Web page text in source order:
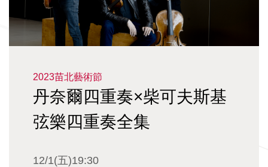
2023苗北藝術節
丹奈爾四重奏×柴可夫斯基
弦樂四重奏全集
12/1(五)19:30